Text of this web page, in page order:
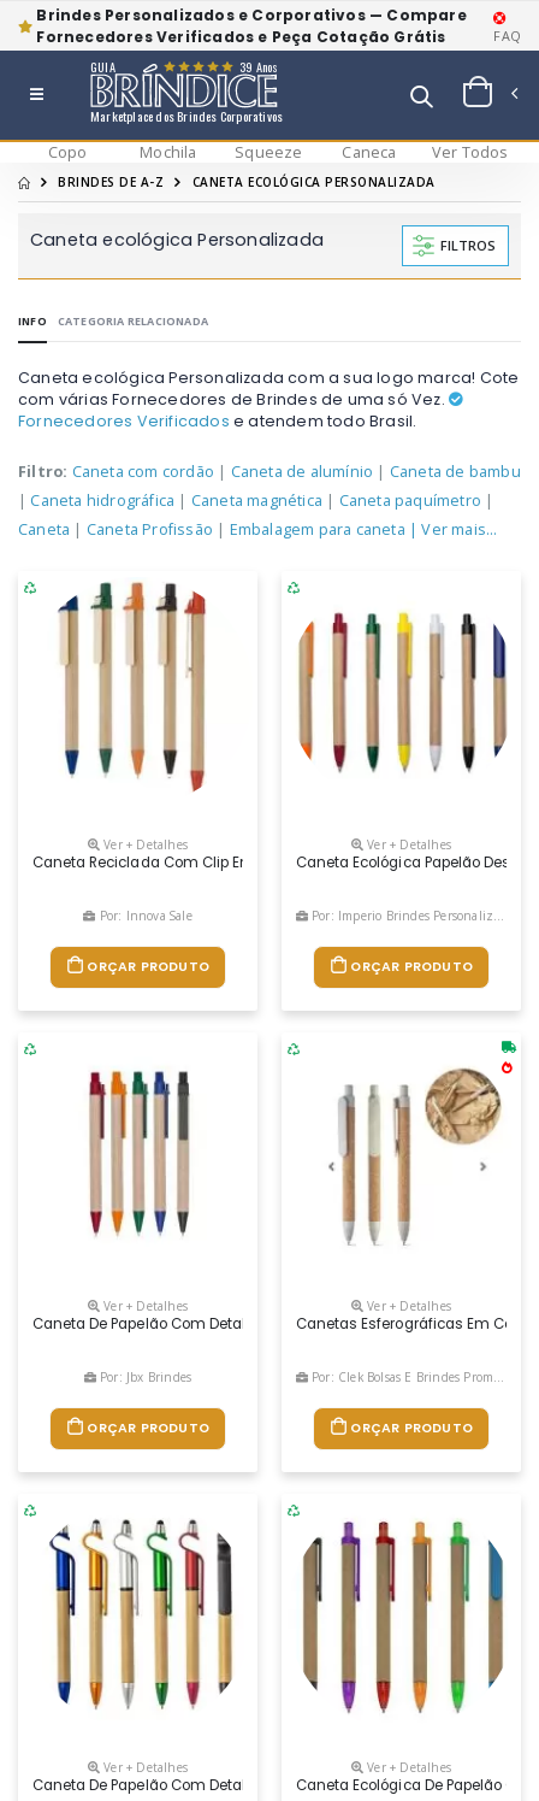
Brindes Personalizados e Corporativos — Compare
Fornecedores Verificados e Peça Cotação Grátis
FAQ
Marketplace dos Brindes Corporativos
GUIA 39 Anos
Copo Mochila Squeeze Caneca Ver Todos
BRINDES DE A-Z CANETA ECOLÓGICA PERSONALIZADA
Caneta ecológica Personalizada FILTROS
INFO CATEGORIA RELACIONADA
Caneta ecológica Personalizada com a sua logo marca! Cote
com várias Fornecedores de Brindes de uma só Vez.
Fornecedores Verificados e atendem todo Brasil.
Filtro: Caneta com cordão | Caneta de alumínio | Caneta de bambu
| Caneta hidrográfica | Caneta magnética | Caneta paquímetro |
Caneta | Caneta Profissão | Embalagem para caneta | Ver mais...
Ver + Detalhes
Caneta Reciclada Com Clip Em Madeira E Acionamento Retrátil Medida:
Por: Innova Sale
ORÇAR PRODUTO
Ver + Detalhes
Caneta Ecológica Papelão
Por: Imperio Brindes Personalizados
ORÇAR PRODUTO
Ver + Detalhes
Caneta De Papelão Com Detalhes Plásticos, Carga Esferográfica Azul
Por: Jbx Brindes
ORÇAR PRODUTO
Ver + Detalhes
Canetas Esferográficas Em
Por: Clek Bolsas E Brindes Promocionais
ORÇAR PRODUTO
Ver + Detalhes
Caneta De Papelão Com Detalhes Plásticos, Contém Suporte Para
Ver + Detalhes
Caneta Ecológica De Papelão